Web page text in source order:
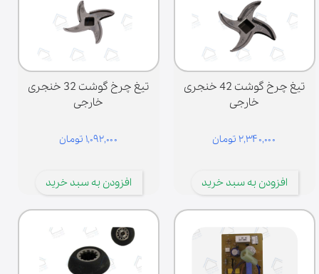
تیغ چرخ گوشت 42 خنجری
خارجی
۲,۳۴۰,۰۰۰ تومان
افزودن به سبد خرید
تیغ چرخ گوشت 32 خنجری
خارجی
۱,۰۹۲,۰۰۰ تومان
افزودن به سبد خرید